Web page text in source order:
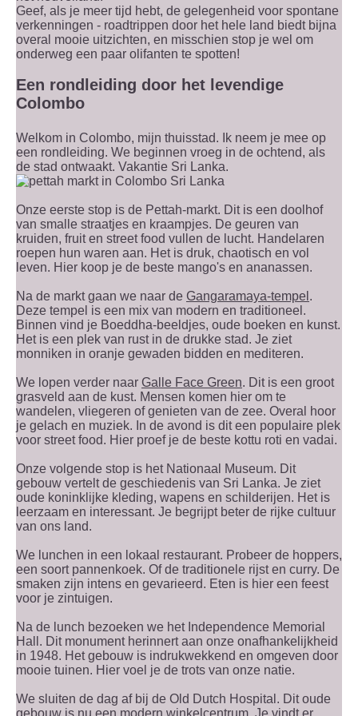
Geef, als je meer tijd hebt, de gelegenheid voor spontane
verkenningen - roadtrippen door het hele land biedt bijna
overal mooie uitzichten, en misschien stop je wel om
onderweg een paar olifanten te spotten!
Een rondleiding door het levendige
Colombo
Welkom in Colombo, mijn thuisstad. Ik neem je mee op
een rondleiding. We beginnen vroeg in de ochtend, als
de stad ontwaakt. Vakantie Sri Lanka.
Onze eerste stop is de Pettah-markt. Dit is een doolhof
van smalle straatjes en kraampjes. De geuren van
kruiden, fruit en street food vullen de lucht. Handelaren
roepen hun waren aan. Het is druk, chaotisch en vol
leven. Hier koop je de beste mango's en ananassen.
Na de markt gaan we naar de Gangaramaya-tempel .
Deze tempel is een mix van modern en traditioneel.
Binnen vind je Boeddha-beeldjes, oude boeken en kunst.
Het is een plek van rust in de drukke stad. Je ziet
monniken in oranje gewaden bidden en mediteren.
We lopen verder naar Galle Face Green. Dit is een groot
grasveld aan de kust. Mensen komen hier om te
wandelen, vliegeren of genieten van de zee. Overal hoor
je gelach en muziek. In de avond is dit een populaire plek
voor street food. Hier proef je de beste kottu roti en vadai.
Onze volgende stop is het Nationaal Museum. Dit
gebouw vertelt de geschiedenis van Sri Lanka. Je ziet
oude koninklijke kleding, wapens en schilderijen. Het is
leerzaam en interessant. Je begrijpt beter de rijke cultuur
van ons land.
We lunchen in een lokaal restaurant. Probeer de hoppers,
een soort pannenkoek. Of de traditionele rijst en curry. De
smaken zijn intens en gevarieerd. Eten is hier een feest
voor je zintuigen.
Na de lunch bezoeken we het Independence Memorial
Hall. Dit monument herinnert aan onze onafhankelijkheid
in 1948. Het gebouw is indrukwekkend en omgeven door
mooie tuinen. Hier voel je de trots van onze natie.
We sluiten de dag af bij de Old Dutch Hospital. Dit oude
gebouw is nu een modern winkelcentrum. Je vindt er